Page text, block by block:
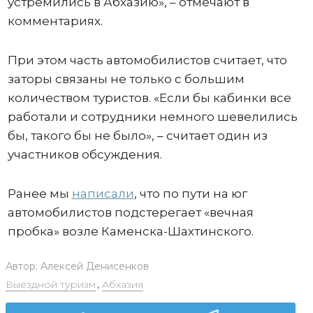
комментариях.
При этом часть автомобилистов считает, что
заторы связаны не только с большим
количеством туристов. «Если бы кабинки все
работали и сотрудники немного шевелились
бы, такого бы не было», – считает один из
участников обсуждения.
Ранее мы написали, что по пути на юг
автомобилистов подстерегает «вечная
пробка» возле Каменска-Шахтинского.
Автор: Алексей Денисенков
Выездной туризм , Абхазия